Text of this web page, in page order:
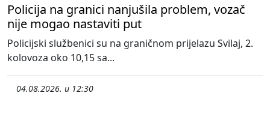
Policija na granici nanjušila problem, vozač
nije mogao nastaviti put
Policijski službenici su na graničnom prijelazu Svilaj, 2.
kolovoza oko 10,15 sa...
04.08.2026. u 12:30